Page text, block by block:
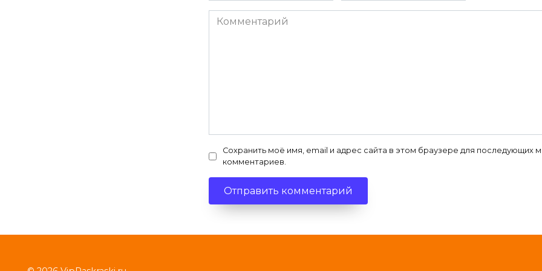
Комментарий
Сохранить моё имя, email и адрес сайта в этом браузере для последующих
комментариев.